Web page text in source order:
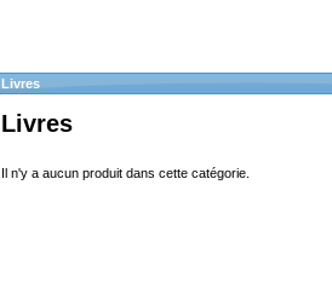
Livres
Livres
Il n'y a aucun produit dans cette catégorie.